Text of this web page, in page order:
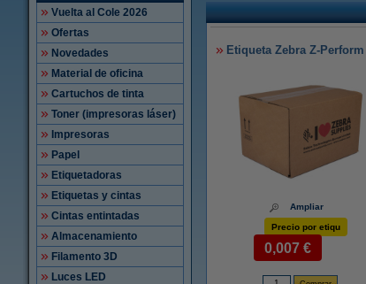
Vuelta al Cole 2026
Ofertas
Novedades
Material de oficina
Cartuchos de tinta
Toner (impresoras láser)
Impresoras
Papel
Etiquetadoras
Etiquetas y cintas
Cintas entintadas
Almacenamiento
Filamento 3D
Luces LED
Etiqueta Zebra Z-
Ampliar
Precio por etiqu
0,007 €